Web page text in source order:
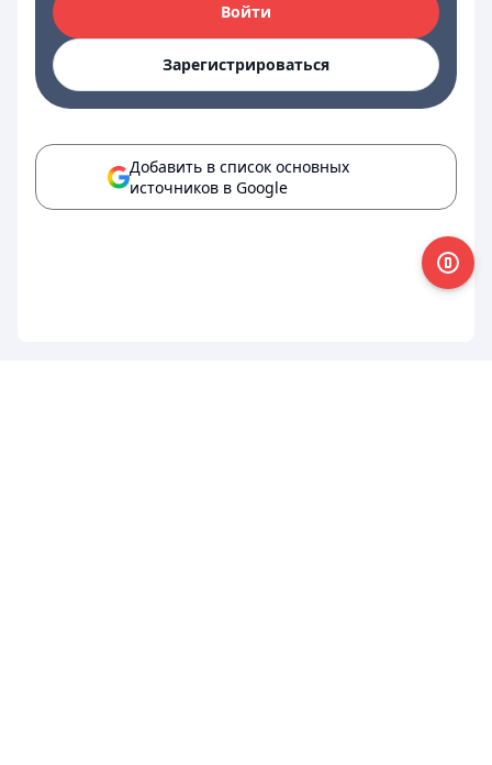
Войти
Зарегистрироваться
Добавить в список основных
источников в Google